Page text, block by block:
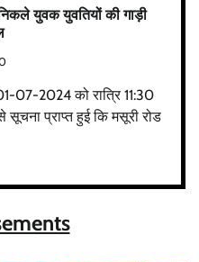
युवक युवतियों की गाड़ी
07-2024 को रात्रि 11:30
सूचना प्राप्त हुई कि मसूरी रोड